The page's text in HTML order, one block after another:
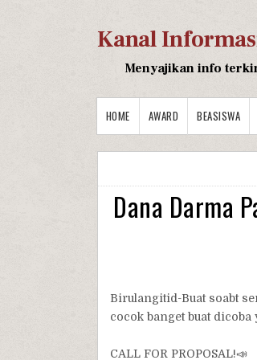
Kanal
Menyajikan info
HOME AWARD BEASISWA
Dana Darma
Birulangitid-Buat soabt
cocok banget buat
CALL FOR PROPOSAL!📣